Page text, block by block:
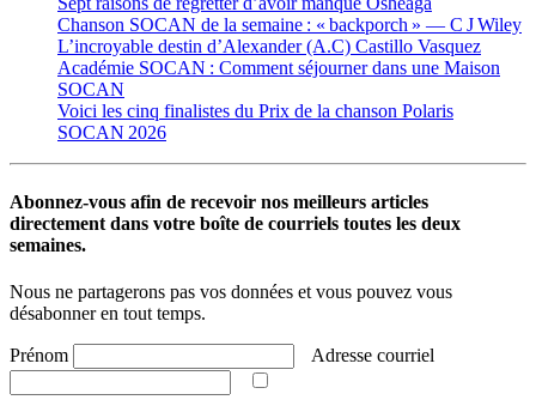
Chanson SOCAN de la semaine : « backporch » — C J Wiley
L’incroyable destin d’Alexander (A.C) Castillo Vasquez
Académie SOCAN : Comment séjourner dans une Maison
SOCAN
Voici les cinq finalistes du Prix de la chanson Polaris
SOCAN 2026
Abonnez-vous afin de recevoir nos meilleurs articles
directement dans votre boîte de courriels toutes les deux
semaines.
Nous ne partagerons pas vos données et vous pouvez vous
désabonner en tout temps.
Prénom Adresse courriel